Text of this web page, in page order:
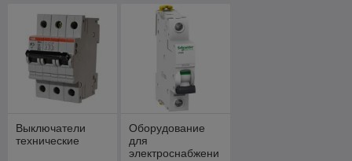
Выключатели
технические
Оборудование
для
электроснабжени